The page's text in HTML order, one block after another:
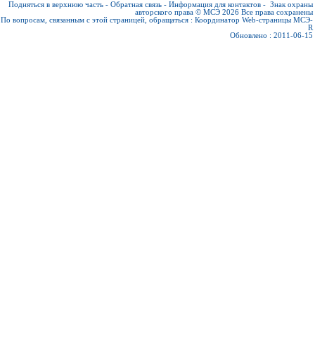
Подняться в верхнюю часть - Обратная связь - Информация для контактов - Знак охраны
авторского права © МСЭ 2026 Все права сохранены
По вопросам, связанным с этой страницей, обращаться : Координатор Web-страницы МСЭ-
R
Обновлено : 2011-06-15